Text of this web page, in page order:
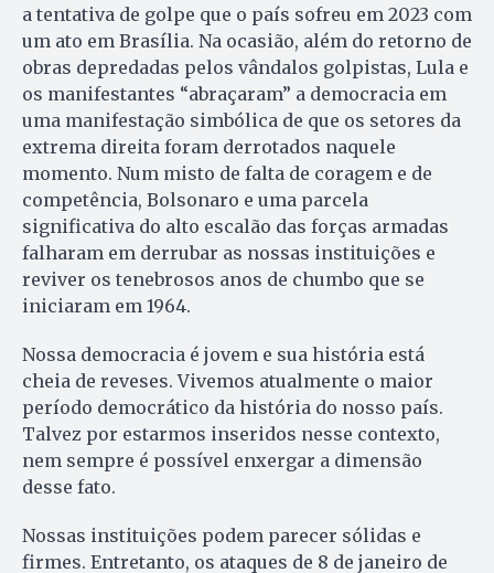
a tentativa de golpe que o país sofreu em 2023 com
um ato em Brasília. Na ocasião, além do retorno de
obras depredadas pelos vândalos golpistas, Lula e
os manifestantes “abraçaram” a democracia em
uma manifestação simbólica de que os setores da
extrema direita foram derrotados naquele
momento. Num misto de falta de coragem e de
competência, Bolsonaro e uma parcela
significativa do alto escalão das forças armadas
falharam em derrubar as nossas instituições e
reviver os tenebrosos anos de chumbo que se
iniciaram em 1964.
Nossa democracia é jovem e sua história está
cheia de reveses. Vivemos atualmente o maior
período democrático da história do nosso país.
Talvez por estarmos inseridos nesse contexto,
nem sempre é possível enxergar a dimensão
desse fato.
Nossas instituições podem parecer sólidas e
firmes. Entretanto, os ataques de 8 de janeiro de